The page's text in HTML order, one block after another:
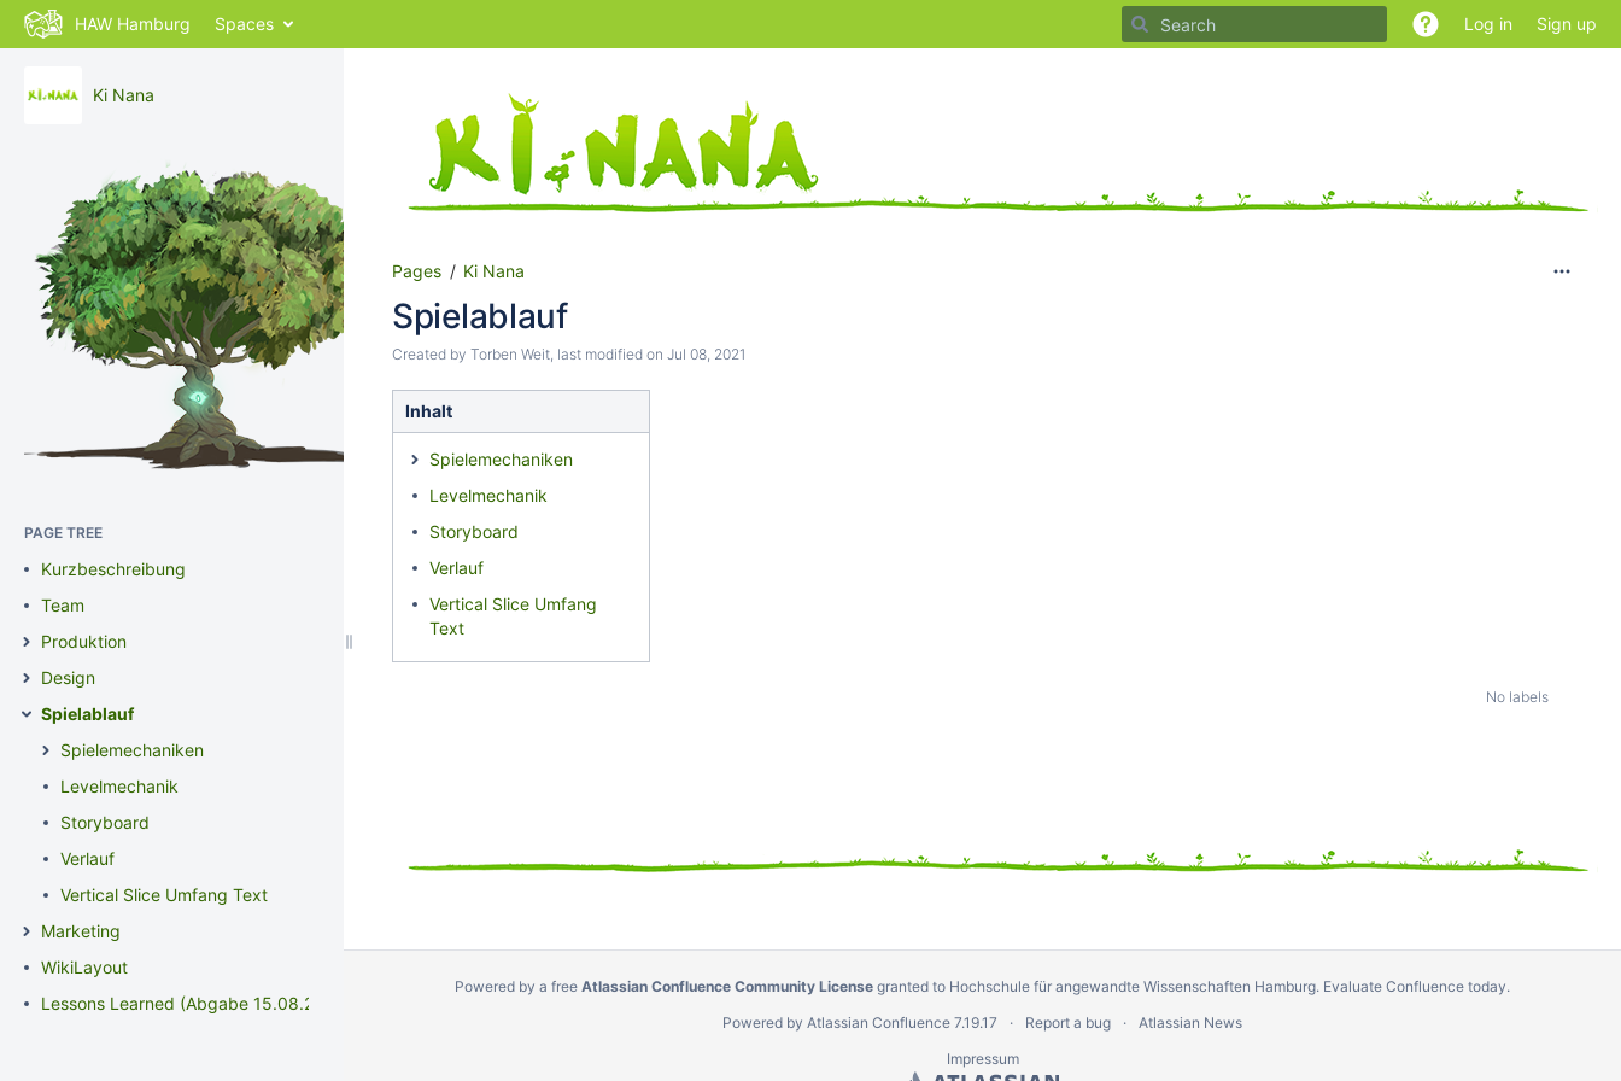
HAW Hamburg Spaces Log in Sign up
Ki Nana
PAGE TREE
Kurzbeschreibung
Team
Produktion
Design
Spielablauf
Spielemechaniken
Levelmechanik
Storyboard
Verlauf
Vertical Slice Umfang Text
Marketing
WikiLayout
Lessons Learned (Abgabe 15.08.2022)
Pages Ki Nana
Spielablauf
Created by Torben Weit, last modified on Jul 08, 2021
Inhalt
Spielemechaniken
Levelmechanik
Storyboard
Verlauf
Vertical Slice Umfang
Text
No labels
Powered by a free Atlassian Confluence Community License granted to Hochschule für angewandte Wissenschaften Hamburg. Evaluate Confluence today.
Powered by Atlassian Confluence 7.19.17 Report a bug
Atlassian News
Impressum